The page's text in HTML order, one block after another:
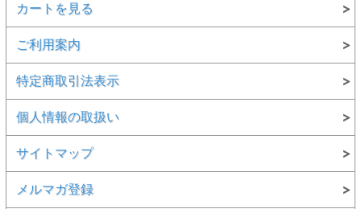
カートを見る
ご利用案内
特定商取引法表示
個人情報の取扱い
サイトマップ
メルマガ登録